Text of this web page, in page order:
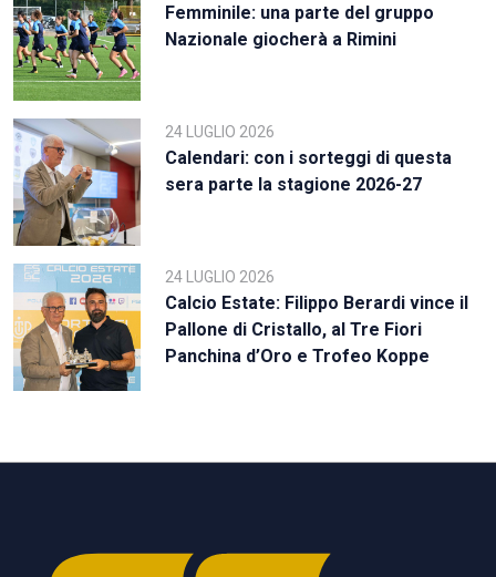
Femminile: una parte del gruppo
Nazionale giocherà a Rimini
24 LUGLIO 2026
Calendari: con i sorteggi di questa
sera parte la stagione 2026-27
24 LUGLIO 2026
Calcio Estate: Filippo Berardi vince il
Pallone di Cristallo, al Tre Fiori
Panchina d’Oro e Trofeo Koppe